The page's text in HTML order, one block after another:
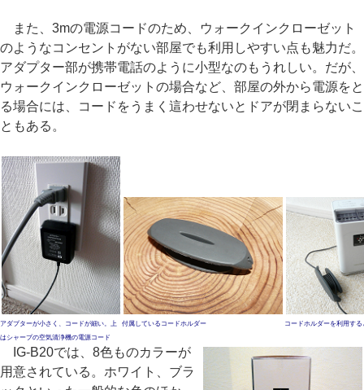
また、3mの電源コードのため、ウォークインクローゼット
のようなコンセントがない部屋でも利用しやすい点も魅力だ。
アダプター部が携帯電話のように小型なのもうれしい。だが、
ウォークインクローゼットの場合など、部屋の外から電源をと
る場合には、コードをうまく這わせないとドアが閉まらないこ
ともある。
アダプターが小さく、コードが細い。上
はシャープの空気清浄機の電源コード
付属しているコードホルダー コードホルダーを利用す
IG-B20では、8色ものカラーが
用意されている。ホワイト、ブラ